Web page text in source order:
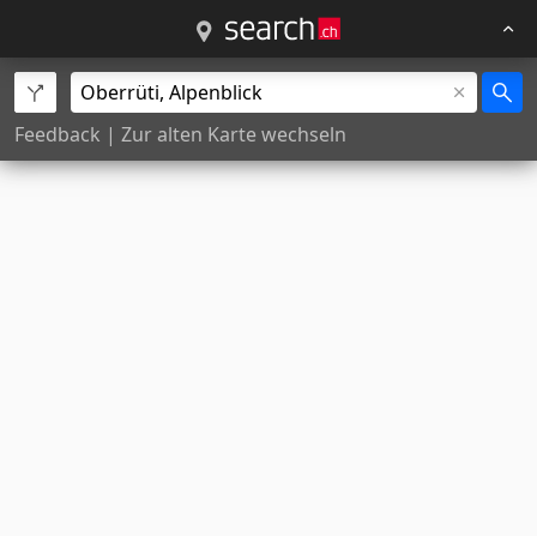
Feedback | Zur alten Karte wechseln